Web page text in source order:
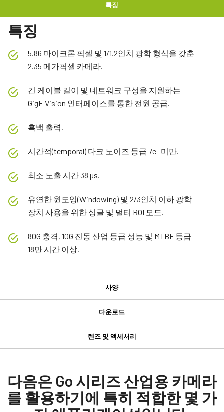
특징
특징
5.86 마이크론 픽셀 및 1/1.2인치 광학 형식을 갖춘
2.35 메가픽셀 카메라.
긴 케이블 길이 및 네트워크 구성을 지원하는
GigE Vision 인터페이스를 통한 전원 공급.
흑백 출력.
시간적(temporal) 다크 노이즈 등급 7e- 미만.
최소 노출 시간 38 µs.
유연한 윈도잉(Windowing) 및 2/3인치 이하 광학
장치 사용을 위한 싱글 및 멀티 ROI 모드.
80G 충격, 10G 진동 산업 등급 성능 및 MTBF 등급
18만 시간 이상.
사양
타입
Area Scan
다운로드
Manual - GO-2400-PGE
Datasheet - GO-2400-PGE
렌즈 및 액세서리
GPIO 및 전원 6핀 입출력 암 커넥터 및 플라잉 리드 케이블.
(LKK-IO-6PF-DM)
다음은 Go 시리즈 산업용 카메라
를 활용하기에 특히 적합한 몇 가